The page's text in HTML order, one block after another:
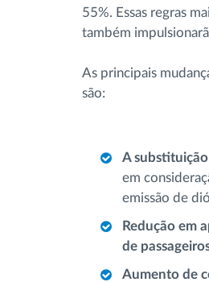
55%. Essas regras
também
As principais
são:
A
em
emissão de
Redução em
de
Aumento de